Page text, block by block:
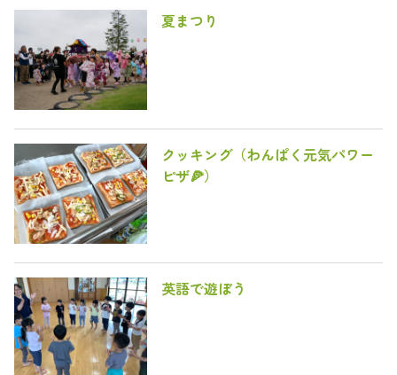
夏まつり
クッキング（わんぱく元気パワー
ピザ🍕）
英語で遊ぼう